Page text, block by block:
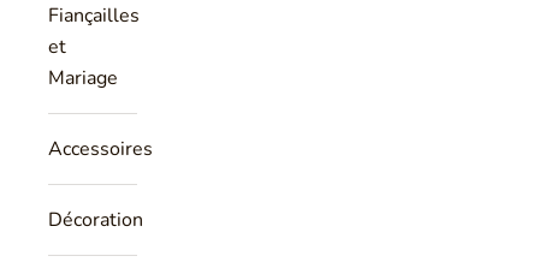
Fiançailles
et
Mariage
Accessoires
Décoration